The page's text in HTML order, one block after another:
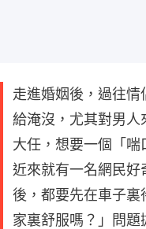
走進婚姻後，過往
給淹沒，尤其對男人
大任，想要一個「喘
近來就有一名網民好
後，都要先在車子
家裏舒服嗎？」問